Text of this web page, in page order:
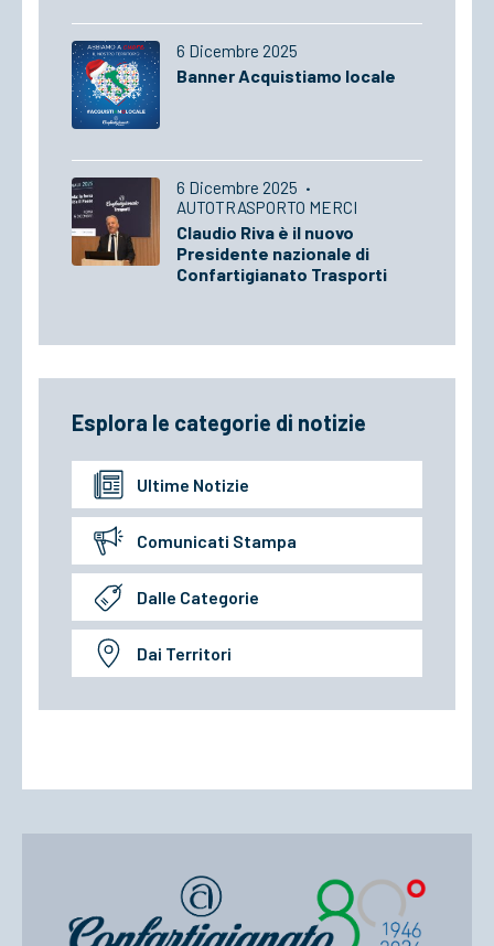
6 Dicembre 2025
Banner Acquistiamo locale
6 Dicembre 2025 ·
AUTOTRASPORTO MERCI
Claudio Riva è il nuovo
Presidente nazionale di
Confartigianato Trasporti
Esplora le categorie di notizie
Ultime Notizie
Comunicati Stampa
Dalle Categorie
Dai Territori